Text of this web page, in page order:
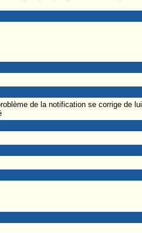
de la notification se corrige de lui